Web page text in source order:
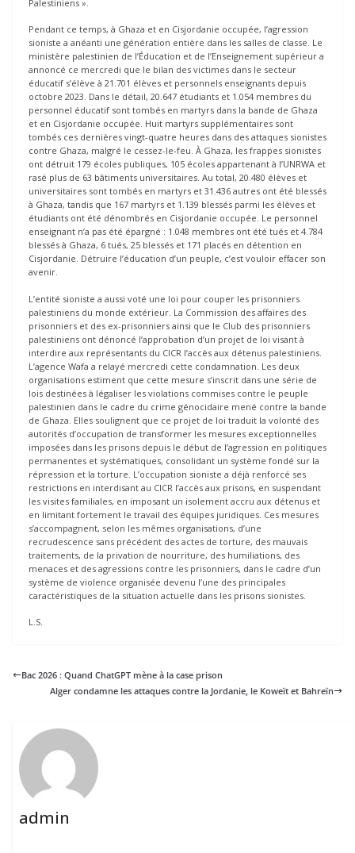
Palestiniens ».
Pendant ce temps, à Ghaza et en Cisjordanie occupée, l’agression
sioniste a anéanti une génération entière dans les salles de classe. Le
ministère palestinien de l’Éducation et de l’Enseignement supérieur a
annoncé ce mercredi que le bilan des victimes dans le secteur
éducatif s’élève à 21.701 élèves et personnels enseignants depuis
octobre 2023. Dans le détail, 20.647 étudiants et 1.054 membres du
personnel éducatif sont tombés en martyrs dans la bande de Ghaza
et en Cisjordanie occupée. Huit martyrs supplémentaires sont
tombés ces dernières vingt-quatre heures dans des attaques sionistes
contre Ghaza, malgré le cessez-le-feu. À Ghaza, les frappes sionistes
ont détruit 179 écoles publiques, 105 écoles appartenant à l’UNRWA et
rasé plus de 63 bâtiments universitaires. Au total, 20.480 élèves et
universitaires sont tombés en martyrs et 31.436 autres ont été blessés
à Ghaza, tandis que 167 martyrs et 1.139 blessés parmi les élèves et
étudiants ont été dénombrés en Cisjordanie occupée. Le personnel
enseignant n’a pas été épargné : 1.048 membres ont été tués et 4.784
blessés à Ghaza, 6 tués, 25 blessés et 171 placés en détention en
Cisjordanie. Détruire l’éducation d’un peuple, c’est vouloir effacer son
avenir.
L’entité sioniste a aussi voté une loi pour couper les prisonniers
palestiniens du monde extérieur. La Commission des affaires des
prisonniers et des ex-prisonniers ainsi que le Club des prisonniers
palestiniens ont dénoncé l’approbation d’un projet de loi visant à
interdire aux représentants du CICR l’accès aux détenus palestiniens.
L’agence Wafa a relayé mercredi cette condamnation. Les deux
organisations estiment que cette mesure s’inscrit dans une série de
lois destinées à légaliser les violations commises contre le peuple
palestinien dans le cadre du crime génocidaire mené contre la bande
de Ghaza. Elles soulignent que ce projet de loi traduit la volonté des
autorités d’occupation de transformer les mesures exceptionnelles
imposées dans les prisons depuis le début de l’agression en politiques
permanentes et systématiques, consolidant un système fondé sur la
répression et la torture. L’occupation sioniste a déjà renforcé ses
restrictions en interdisant au CICR l’accès aux prisons, en suspendant
les visites familiales, en imposant un isolement accru aux détenus et
en limitant fortement le travail des équipes juridiques. Ces mesures
s’accompagnent, selon les mêmes organisations, d’une
recrudescence sans précédent des actes de torture, des mauvais
traitements, de la privation de nourriture, des humiliations, des
menaces et des agressions contre les prisonniers, dans le cadre d’un
système de violence organisée devenu l’une des principales
caractéristiques de la situation actuelle dans les prisons sionistes.
L.S.
Bac 2026 : Quand ChatGPT mène à la case prison
Alger condamne les attaques contre la Jordanie, le Koweït et Bahreïn
admin